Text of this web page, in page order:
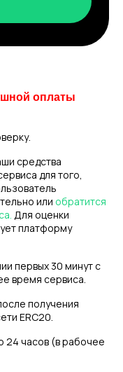
оплаты
средства
для того,
или обратится
Для оценки
платформу
первых 30 минут с
время сервиса.
получения
ERC20.
24 часов (в рабочее